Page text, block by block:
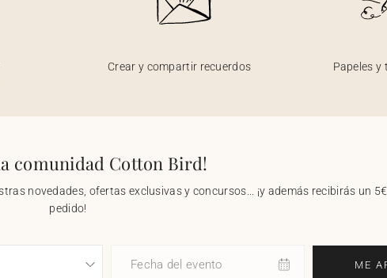
Crear y compartir recuerdos Papeles y
comunidad Cotton Bird!
novedades, ofertas exclusivas y concursos... ¡y además recibirás un
pedido!
Fecha del evento ME